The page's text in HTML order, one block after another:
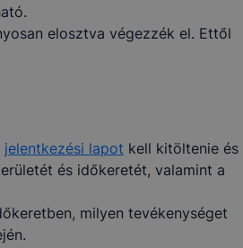
elosztva végezzék el. Ettől
jelentkezési lapot kell kitöltenie és
és időkeretét, valamint a
milyen tevékenységet
-